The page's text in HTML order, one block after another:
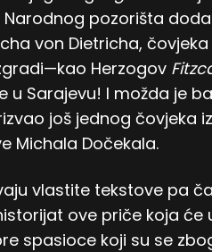
pozorišta
von Dietricha,
Herzogov
Sarajevu! I možda je
još jednog čovjeka
Michala Dočekala.
vlastite tekstove pa
ove priče koja će
spasioce koji su se